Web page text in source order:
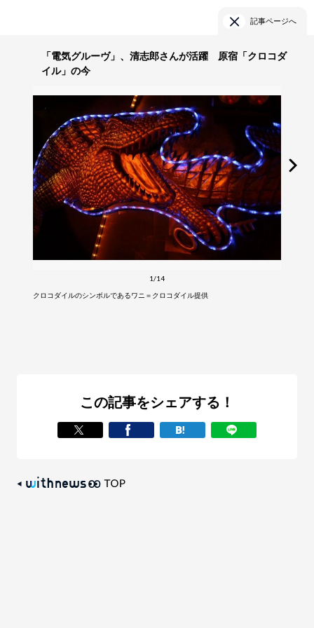
記事ページへ
「電気グルーヴ」、清志郎さんが活躍 原宿「クロコダ
イル」の今
1/14
クロコダイルのシンボルであるワニ＝クロコダイル提供
この記事をシェアする！